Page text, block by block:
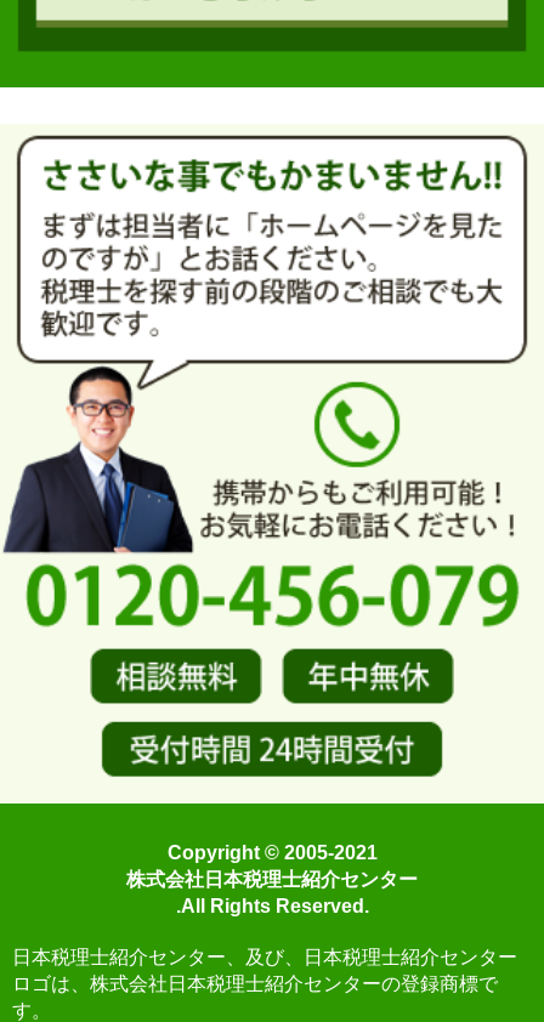
Copyright © 2005-2021
株式会社日本税理士紹介センター
.All Rights Reserved.
日本税理士紹介センター、及び、日本税理士紹介センター
ロゴは、株式会社日本税理士紹介センターの登録商標で
す。